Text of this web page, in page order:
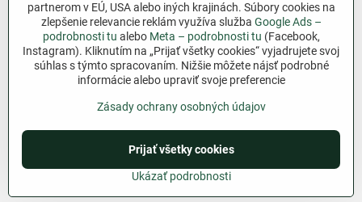
Sme slovenský e-shop bez dotácií​. Fungujeme len
vďaka vám – ľuďom, ktorí veria v poctivú prácu a
lásku k pôde​. Každý nákup na Jutro​.sk nám pomáha
pokračovať v tom, čo má zmysel – pomáhať
záhradkárom zadarmo a srdcom​.
©2026Copyright
Predvoľby súkromiaZásady ochrany osobných údajov
Podmienky používania
Vytvorené pomocou:BiznisWeb.sk
partnerom v EÚ, USA alebo iných krajinách. Súbory cookies na
zlepšenie relevancie reklám využíva služba Google Ads –
podrobnosti tu alebo Meta – podrobnosti tu (Facebook,
Instagram). Kliknutím na „Prijať všetky cookies“ vyjadrujete svoj
súhlas s týmto spracovaním. Nižšie môžete nájsť podrobné
informácie alebo upraviť svoje preferencie
Zásady ochrany osobných údajov
Ukázať podrobnosti
Prijať všetky cookies